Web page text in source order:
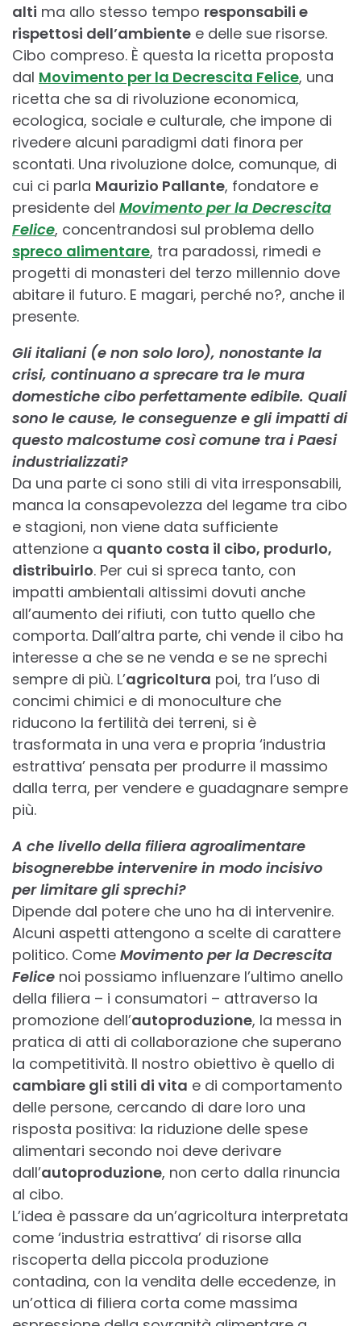
alti ma allo stesso tempo responsabili e
rispettosi dell’ambiente e delle sue risorse.
Cibo compreso. È questa la ricetta proposta
dal Movimento per la Decrescita Felice, una
ricetta che sa di rivoluzione economica,
ecologica, sociale e culturale, che impone di
rivedere alcuni paradigmi dati finora per
scontati. Una rivoluzione dolce, comunque, di
cui ci parla Maurizio Pallante, fondatore e
presidente del Movimento per la Decrescita
Felice, concentrandosi sul problema dello
spreco alimentare, tra paradossi, rimedi e
progetti di monasteri del terzo millennio dove
abitare il futuro. E magari, perché no?, anche il
presente.
Gli italiani (e non solo loro), nonostante la
crisi, continuano a sprecare tra le mura
domestiche cibo perfettamente edibile. Quali
sono le cause, le conseguenze e gli impatti di
questo malcostume così comune tra i Paesi
industrializzati?
Da una parte ci sono stili di vita irresponsabili,
manca la consapevolezza del legame tra cibo
e stagioni, non viene data sufficiente
attenzione a quanto costa il cibo, produrlo,
distribuirlo. Per cui si spreca tanto, con
impatti ambientali altissimi dovuti anche
all’aumento dei rifiuti, con tutto quello che
comporta. Dall’altra parte, chi vende il cibo ha
interesse a che se ne venda e se ne sprechi
sempre di più. L’agricoltura poi, tra l’uso di
concimi chimici e di monoculture che
riducono la fertilità dei terreni, si è
trasformata in una vera e propria ‘industria
estrattiva’ pensata per produrre il massimo
dalla terra, per vendere e guadagnare sempre
più.
A che livello della filiera agroalimentare
bisognerebbe intervenire in modo incisivo
per limitare gli sprechi?
Dipende dal potere che uno ha di intervenire.
Alcuni aspetti attengono a scelte di carattere
politico. Come Movimento per la Decrescita
Felice noi possiamo influenzare l’ultimo anello
della filiera – i consumatori – attraverso la
promozione dell’autoproduzione, la messa in
pratica di atti di collaborazione che superano
la competitività. Il nostro obiettivo è quello di
cambiare gli stili di vita e di comportamento
delle persone, cercando di dare loro una
risposta positiva: la riduzione delle spese
alimentari secondo noi deve derivare
dall’autoproduzione, non certo dalla rinuncia
al cibo.
L’idea è passare da un’agricoltura interpretata
come ‘industria estrattiva’ di risorse alla
riscoperta della piccola produzione
contadina, con la vendita delle eccedenze, in
un’ottica di filiera corta come massima